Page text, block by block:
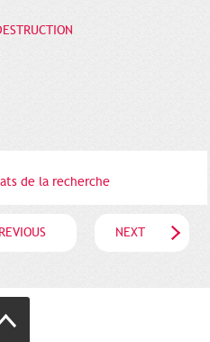
de la recherche
NEXT